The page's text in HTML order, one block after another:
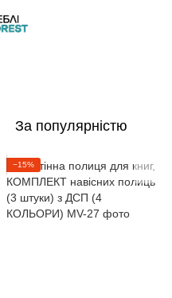
За популярністю
−15%